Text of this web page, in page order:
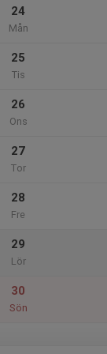
24
Mån
25
Tis
26
Ons
27
Tor
28
Fre
29
Lör
30
Sön